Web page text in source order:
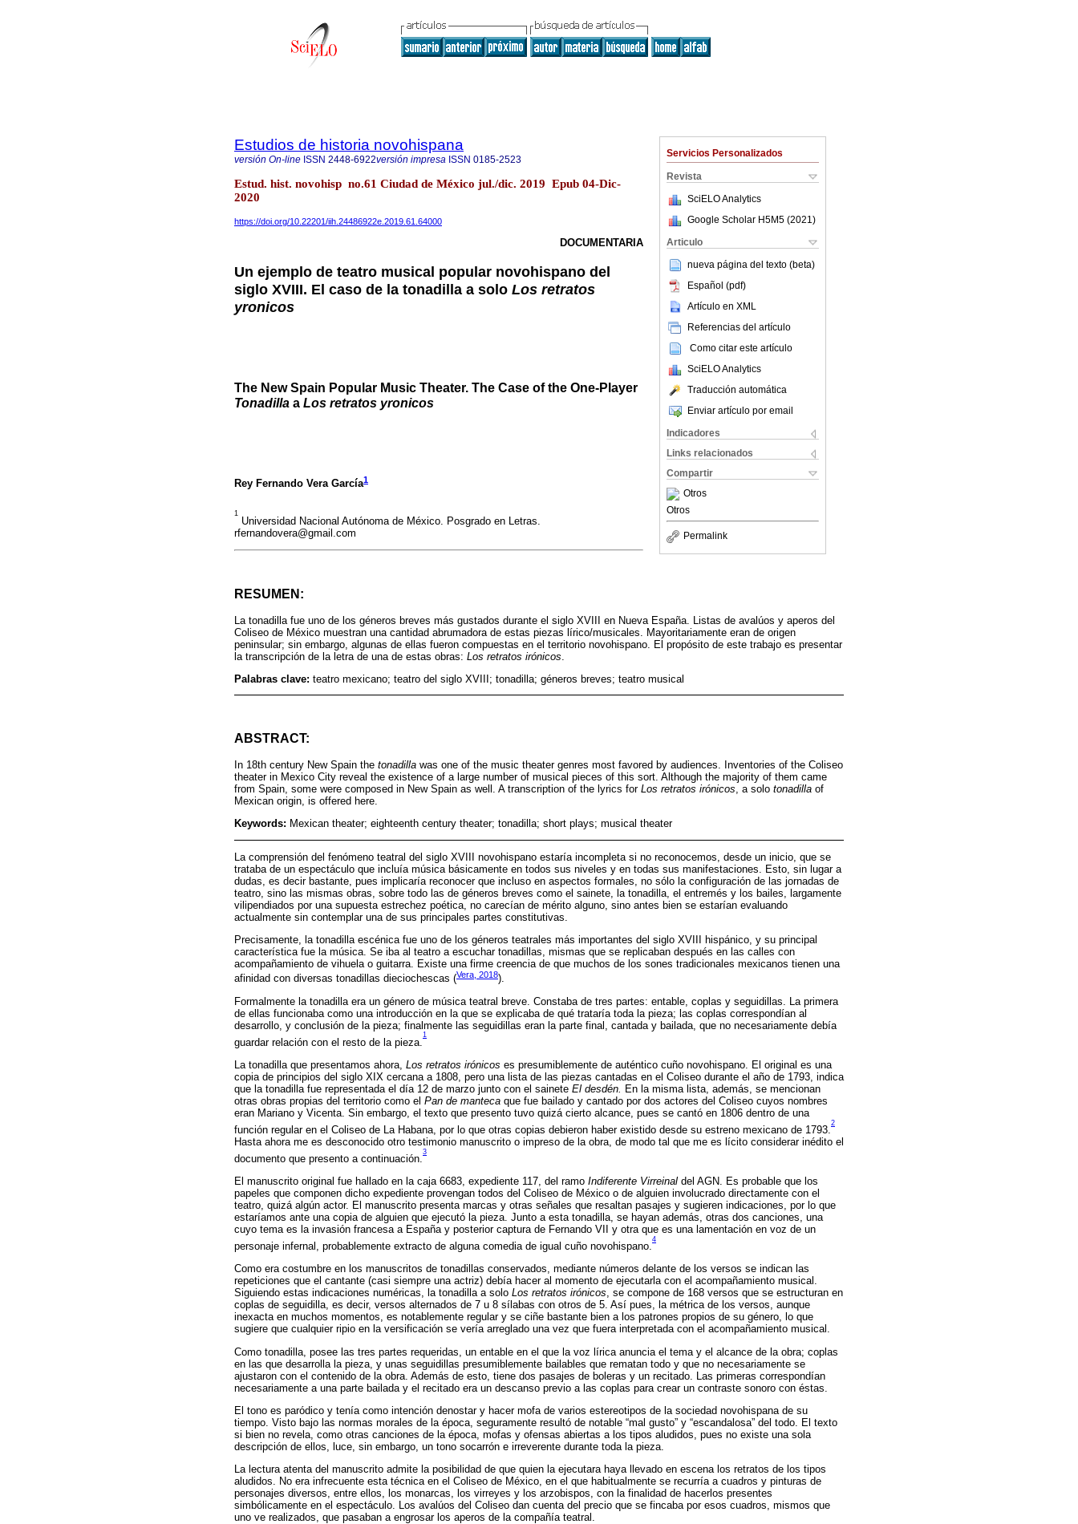
Servicios Personalizados
Revista
SciELO Analytics
Google Scholar H5M5 (2021 )
Articulo
nueva página del texto (beta)
Español (pdf)
Artículo en XML
Referencias del artículo
Como citar este artículo
SciELO Analytics
Traducción automática
Enviar artículo por email
Indicadores
Links relacionados
Compartir
Otros
Otros
Permalink
Estudios de historia novohispana
versión On-line ISSN 2448-6922versión impresa ISSN 0185-2523
Estud. hist. novohisp no.61 Ciudad de México jul./dic. 2019 Epub 04-Dic-
2020
https://doi.org/10.22201/iih.24486922e.2019.61.64000
DOCUMENTARIA
Un ejemplo de teatro musical popular novohispano del
siglo XVIII. El caso de la tonadilla a solo Los retratos
yronicos
The New Spain Popular Music Theater. The Case of the One-Player
Tonadilla a Los retratos yronicos
Rey Fernando Vera García1
1
Universidad Nacional Autónoma de México. Posgrado en Letras.
rfernandovera@gmail.com
RESUMEN:
La tonadilla fue uno de los géneros breves más gustados durante el siglo XVIII en Nueva España. Listas de avalúos y aperos del
Coliseo de México muestran una cantidad abrumadora de estas piezas lírico/musicales. Mayoritariamente eran de origen
peninsular; sin embargo, algunas de ellas fueron compuestas en el territorio novohispano. El propósito de este trabajo es presentar
la transcripción de la letra de una de estas obras: Los retratos irónicos
Palabras clave: teatro mexicano; teatro del siglo XVIII; tonadilla; géneros breves; teatro musical
ABSTRACT:
In 18th century New Spain the tonadilla was one of the music theater genres most favored by audiences. Inventories of the Coliseo
theater in Mexico City reveal the existence of a large number of musical pieces of this sort. Although the majority of them came
from Spain, some were composed in New Spain as well. A transcription of the lyrics for Los retratos irónicos, a solo tonadilla of
Mexican origin, is offered here.
Keywords: Mexican theater; eighteenth century theater; tonadilla; short plays; musical theater
La comprensión del fenómeno teatral del siglo XVIII novohispano estaría incompleta si no reconocemos, desde un inicio, que se
trataba de un espectáculo que incluía música básicamente en todos sus niveles y en todas sus manifestaciones. Esto, sin lugar a
dudas, es decir bastante, pues implicaría reconocer que incluso en aspectos formales, no sólo la configuración de las jornadas de
teatro, sino las mismas obras, sobre todo las de géneros breves como el sainete, la tonadilla, el entremés y los bailes, largamente
vilipendiados por una supuesta estrechez poética, no carecían de mérito alguno, sino antes bien se estarían evaluando
actualmente sin contemplar una de sus principales partes constitutivas.
Precisamente, la tonadilla escénica fue uno de los géneros teatrales más importantes del siglo XVIII hispánico, y su principal
característica fue la música. Se iba al teatro a escuchar tonadillas, mismas que se replicaban después en las calles con
acompañamiento de vihuela o guitarra. Existe una firme creencia de que muchos de los sones tradicionales mexicanos tienen una
afinidad con diversas tonadillas dieciochescas (Vera, 2018).
Formalmente la tonadilla era un género de música teatral breve. Constaba de tres partes: entable, coplas y seguidillas. La primera
de ellas funcionaba como una introducción en la que se explicaba de qué trataría toda la pieza; las coplas correspondían al
desarrollo, y conclusión de la pieza; finalmente las seguidillas eran la parte final, cantada y bailada, que no necesariamente debía
guardar relación con el resto de la pieza.
1
La tonadilla que presentamos ahora, Los retratos irónicos es presumiblemente de auténtico cuño novohispano. El original es una
copia de principios del siglo XIX cercana a 1808, pero una lista de las piezas cantadas en el Coliseo durante el año de 1793, indica
que la tonadilla fue representada el día 12 de marzo junto con el sainete El desdén.
En la misma lista, además, se mencionan
otras obras propias del territorio como el Pan de manteca que fue bailado y cantado por dos actores del Coliseo cuyos nombres
eran Mariano y Vicenta. Sin embargo, el texto que presento tuvo quizá cierto alcance, pues se cantó en 1806 dentro de una
función regular en el Coliseo de La Habana, por lo que otras copias debieron haber existido desde su estreno mexicano de 1793.
2
Hasta ahora me es desconocido otro testimonio manuscrito o impreso de la obra, de modo tal que me es lícito considerar inédito el
documento que presento a continuación.
3
El manuscrito original fue hallado en la caja 6683, expediente 117, del ramo Indiferente Virreinal del AGN. Es probable que los
papeles que componen dicho expediente provengan todos del Coliseo de México o de alguien involucrado directamente con el
teatro, quizá algún actor. El manuscrito presenta marcas y otras señales que resaltan pasajes y sugieren indicaciones, por lo que
estaríamos ante una copia de alguien que ejecutó la pieza. Junto a esta tonadilla, se hayan además, otras dos canciones, una
cuyo tema es la invasión francesa a España y posterior captura de Fernando VII y otra que es una lamentación en voz de un
personaje infernal, probablemente extracto de alguna comedia de igual cuño novohispano.
4
Como era costumbre en los manuscritos de tonadillas conservados, mediante números delante de los versos se indican las
repeticiones que el cantante (casi siempre una actriz) debía hacer al momento de ejecutarla con el acompañamiento musical.
Siguiendo estas indicaciones numéricas, la tonadilla a solo Los retratos irónicos, se compone de 168 versos que se estructuran en
coplas de seguidilla, es decir, versos alternados de 7 u 8 sílabas con otros de 5. Así pues, la métrica de los versos, aunque
inexacta en muchos momentos, es notablemente regular y se ciñe bastante bien a los patrones propios de su género, lo que
sugiere que cualquier ripio en la versificación se vería arreglado una vez que fuera interpretada con el acompañamiento musical.
Como tonadilla, posee las tres partes requeridas, un entable en el que la voz lírica anuncia el tema y el alcance de la obra; coplas
en las que desarrolla la pieza, y unas seguidillas presumiblemente bailables que rematan todo y que no necesariamente se
ajustaron con el contenido de la obra. Además de esto, tiene dos pasajes de boleras y un recitado. Las primeras correspondían
necesariamente a una parte bailada y el recitado era un descanso previo a las coplas para crear un contraste sonoro con éstas.
El tono es paródico y tenía como intención denostar y hacer mofa de varios estereotipos de la sociedad novohispana de su
tiempo. Visto bajo las normas morales de la época, seguramente resultó de notable “mal gusto” y “escandalosa” del todo. El texto
si bien no revela, como otras canciones de la época, mofas y ofensas abiertas a los tipos aludidos, pues no existe una sola
descripción de ellos, luce, sin embargo, un tono socarrón e irreverente durante toda la pieza.
La lectura atenta del manuscrito admite la posibilidad de que quien la ejecutara haya llevado en escena los retratos de los tipos
aludidos. No era infrecuente esta técnica en el Coliseo de México, en el que habitualmente se recurría a cuadros y pinturas de
personajes diversos, entre ellos, los monarcas, los virreyes y los arzobispos, con la finalidad de hacerlos presentes
simbólicamente en el espectáculo. Los avalúos del Coliseo dan cuenta del precio que se fincaba por esos cuadros, mismos que
uno ve realizados, que pasaban a engrosar los aperos de la compañía teatral.